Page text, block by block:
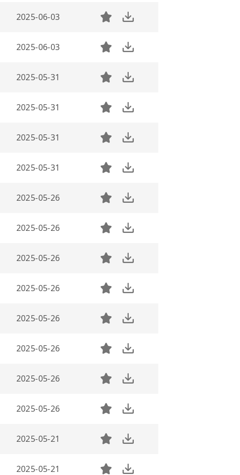
2025-06-03
2025-06-03
2025-05-31
2025-05-31
2025-05-31
2025-05-31
2025-05-26
2025-05-26
2025-05-26
2025-05-26
2025-05-26
2025-05-26
2025-05-26
2025-05-26
2025-05-21
2025-05-21